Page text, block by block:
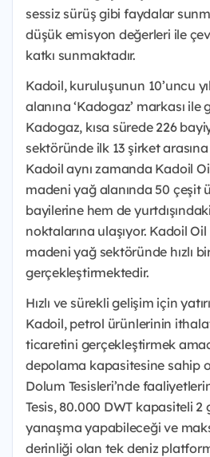
sessiz sürüş gibi faydalar
düşük emisyon değerleri ile
katkı sunmaktadır.
Kadoil, kuruluşunun 10’uncu
alanına ‘Kadogaz’ markası ile
Kadogaz, kısa sürede 226
sektöründe ilk 13 şirket arasına
Kadoil aynı zamanda Kadoil
madeni yağ alanında 50 çeşit
bayilerine hem de
noktalarına ulaşıyor. Kadoil
madeni yağ sektöründe hızlı
gerçekleştirmektedir.
Hızlı ve sürekli gelişim için
Kadoil, petrol ürünlerinin
ticaretini gerçekleştirmek
depolama kapasitesine sahip
Dolum Tesisleri’nde
Tesis, 80.000 DWT kapasiteli 2
yanaşma yapabileceği ve
derinliği olan tek deniz